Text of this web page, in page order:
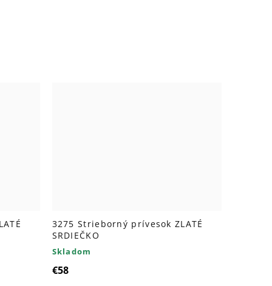
3275 Strieborný prívesok ZLATÉ
SRDIEČKO
Skladom
€58